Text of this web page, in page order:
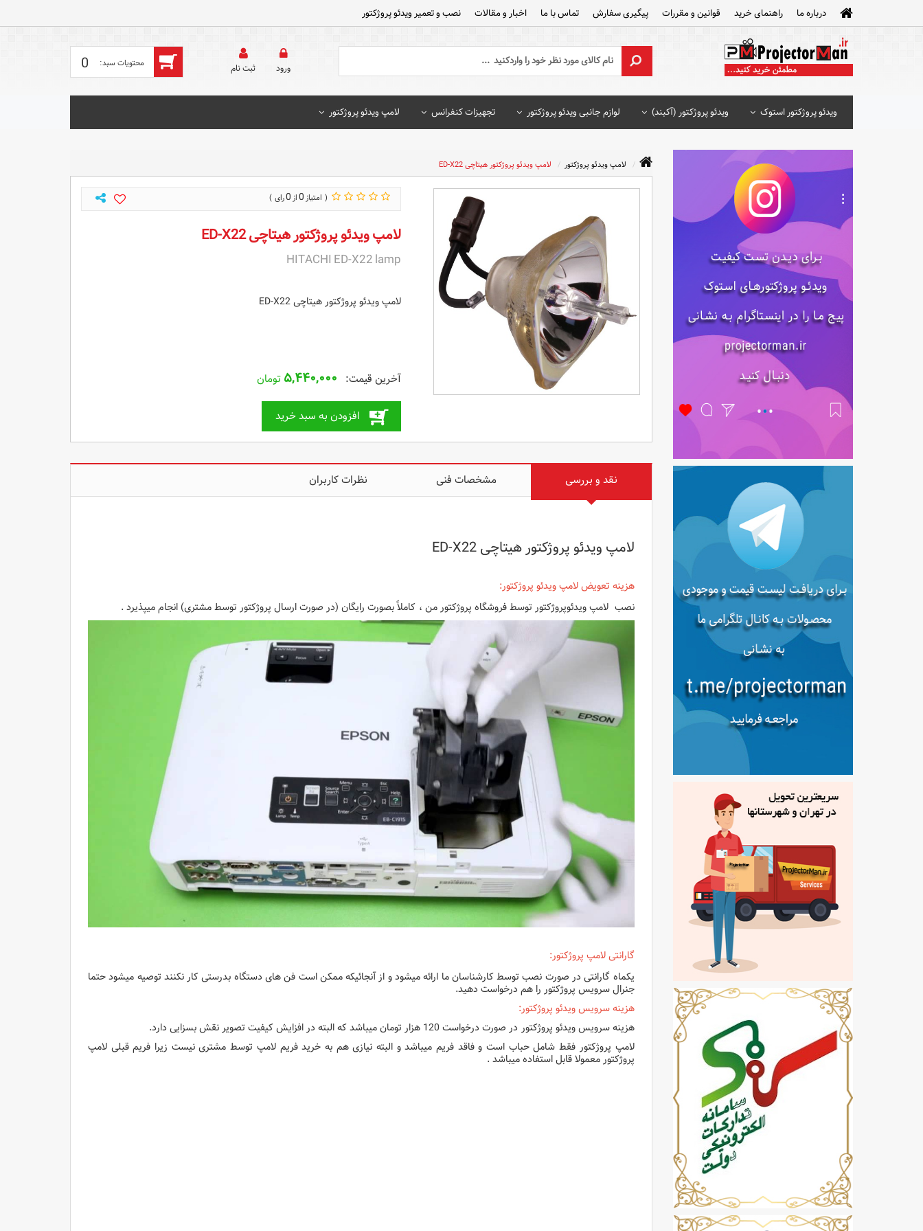
درباره ما راهنمای خرید قوانین و مقررات پیگیری سفارش تماس با ما اخبار و مقالات نصب و تعمیر ویدئو پروژکتور
0 ورود ثبت‌ نام
ویدئو پروژکتور استوک ویدئو پروژکتور (آکبند) لوازم جانبی ویدئو پروژکتور تجهیزات کنفرانس لامپ ویدئو پروژکتور
لامپ ویدئو پروژکتور لامپ ویدئو پروژکتور هیتاچی ED-X22
0
0
لامپ ویدئو پروژکتور هیتاچی ED-X22
HITACHI ED-X22 lamp
لامپ ویدئو پروژکتور هیتاچی ED-X22
۵,۴۴۰,۰۰۰ تومان
افزودن به سبد خرید
نقد و بررسی مشخصات فنی نظرات کاربران
لامپ ویدئو پروژکتور هیتاچی ED-X22
هزینه تعویض لامپ ویدئو پروژکتور:
نصب لامپ ویدئوپروژکتور توسط فروشگاه پروژکتور من ، کاملاً بصورت رایگان (در صورت ارسال پروژکتور توسط مشتری) انجام میپذیرد .
گارانتی لامپ پروژکتور:
یکماه گارانتی در صورت نصب توسط کارشناسان ما ارائه میشود و از آنجائیکه ممکن است فن های دستگاه بدرستی کار نکنند توصیه میشود حتما
جنرال سرویس پروژکتور را هم درخواست دهید.
هزینه سرویس ویدئو پروژکتور:
هزینه سرویس ویدئو پروژکتور در صورت درخواست 120 هزار تومان میباشد که البته در افزایش کیفیت تصویر نقش بسزایی دارد.
لامپ پروژکتور فقط شامل حباب است و فاقد فریم میباشد و البته نیازی هم به خرید فریم لامپ توسط مشتری نیست زیرا فریم قبلی لامپ
پروژکتور معمولا قابل استفاده میباشد .